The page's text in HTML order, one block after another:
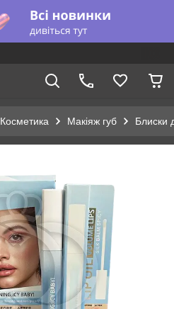
Косметика Макіяж губ Блиски